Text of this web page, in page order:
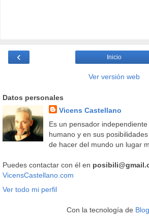
‹ Inicio
Ver versión web
Datos personales
Vicens Castellano
Es un pensador
humano y en sus
de hacer del mundo un lugar
Puedes contactar con él en
VicensCastellano.com
Ver todo mi perfil
Con la tecnología de